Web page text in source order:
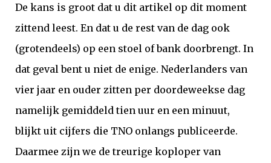
De kans is groot dat u dit artikel op dit moment
zittend leest. En dat u de rest van de dag ook
(grotendeels) op een stoel of bank doorbrengt. In
dat geval bent u niet de enige. Nederlanders van
vier jaar en ouder zitten per doordeweekse dag
namelijk gemiddeld tien uur en een minuut,
blijkt uit cijfers die TNO onlangs publiceerde.
Daarmee zijn we de treurige koploper van